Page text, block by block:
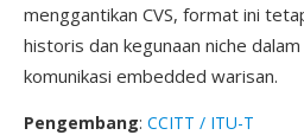
menggantikan CVS, format ini
historis dan kegunaan niche
komunikasi embedded warisan.
Pengembang: CCITT / ITU-T